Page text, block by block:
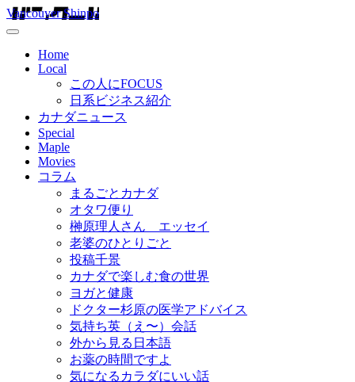
Vancouver Shinpo
Home
Local
この人にFOCUS
日系ビジネス紹介
カナダニュース
Special
Maple
Movies
コラム
まるごとカナダ
オタワ便り
榊原理人さん エッセイ
老婆のひとりごと
投稿千景
カナダで楽しむ食の世界
ヨガと健康
ドクター杉原の医学アドバイス
気持ち英（え〜）会話
外から見る日本語
お薬の時間ですよ
気になるカラダにいい話